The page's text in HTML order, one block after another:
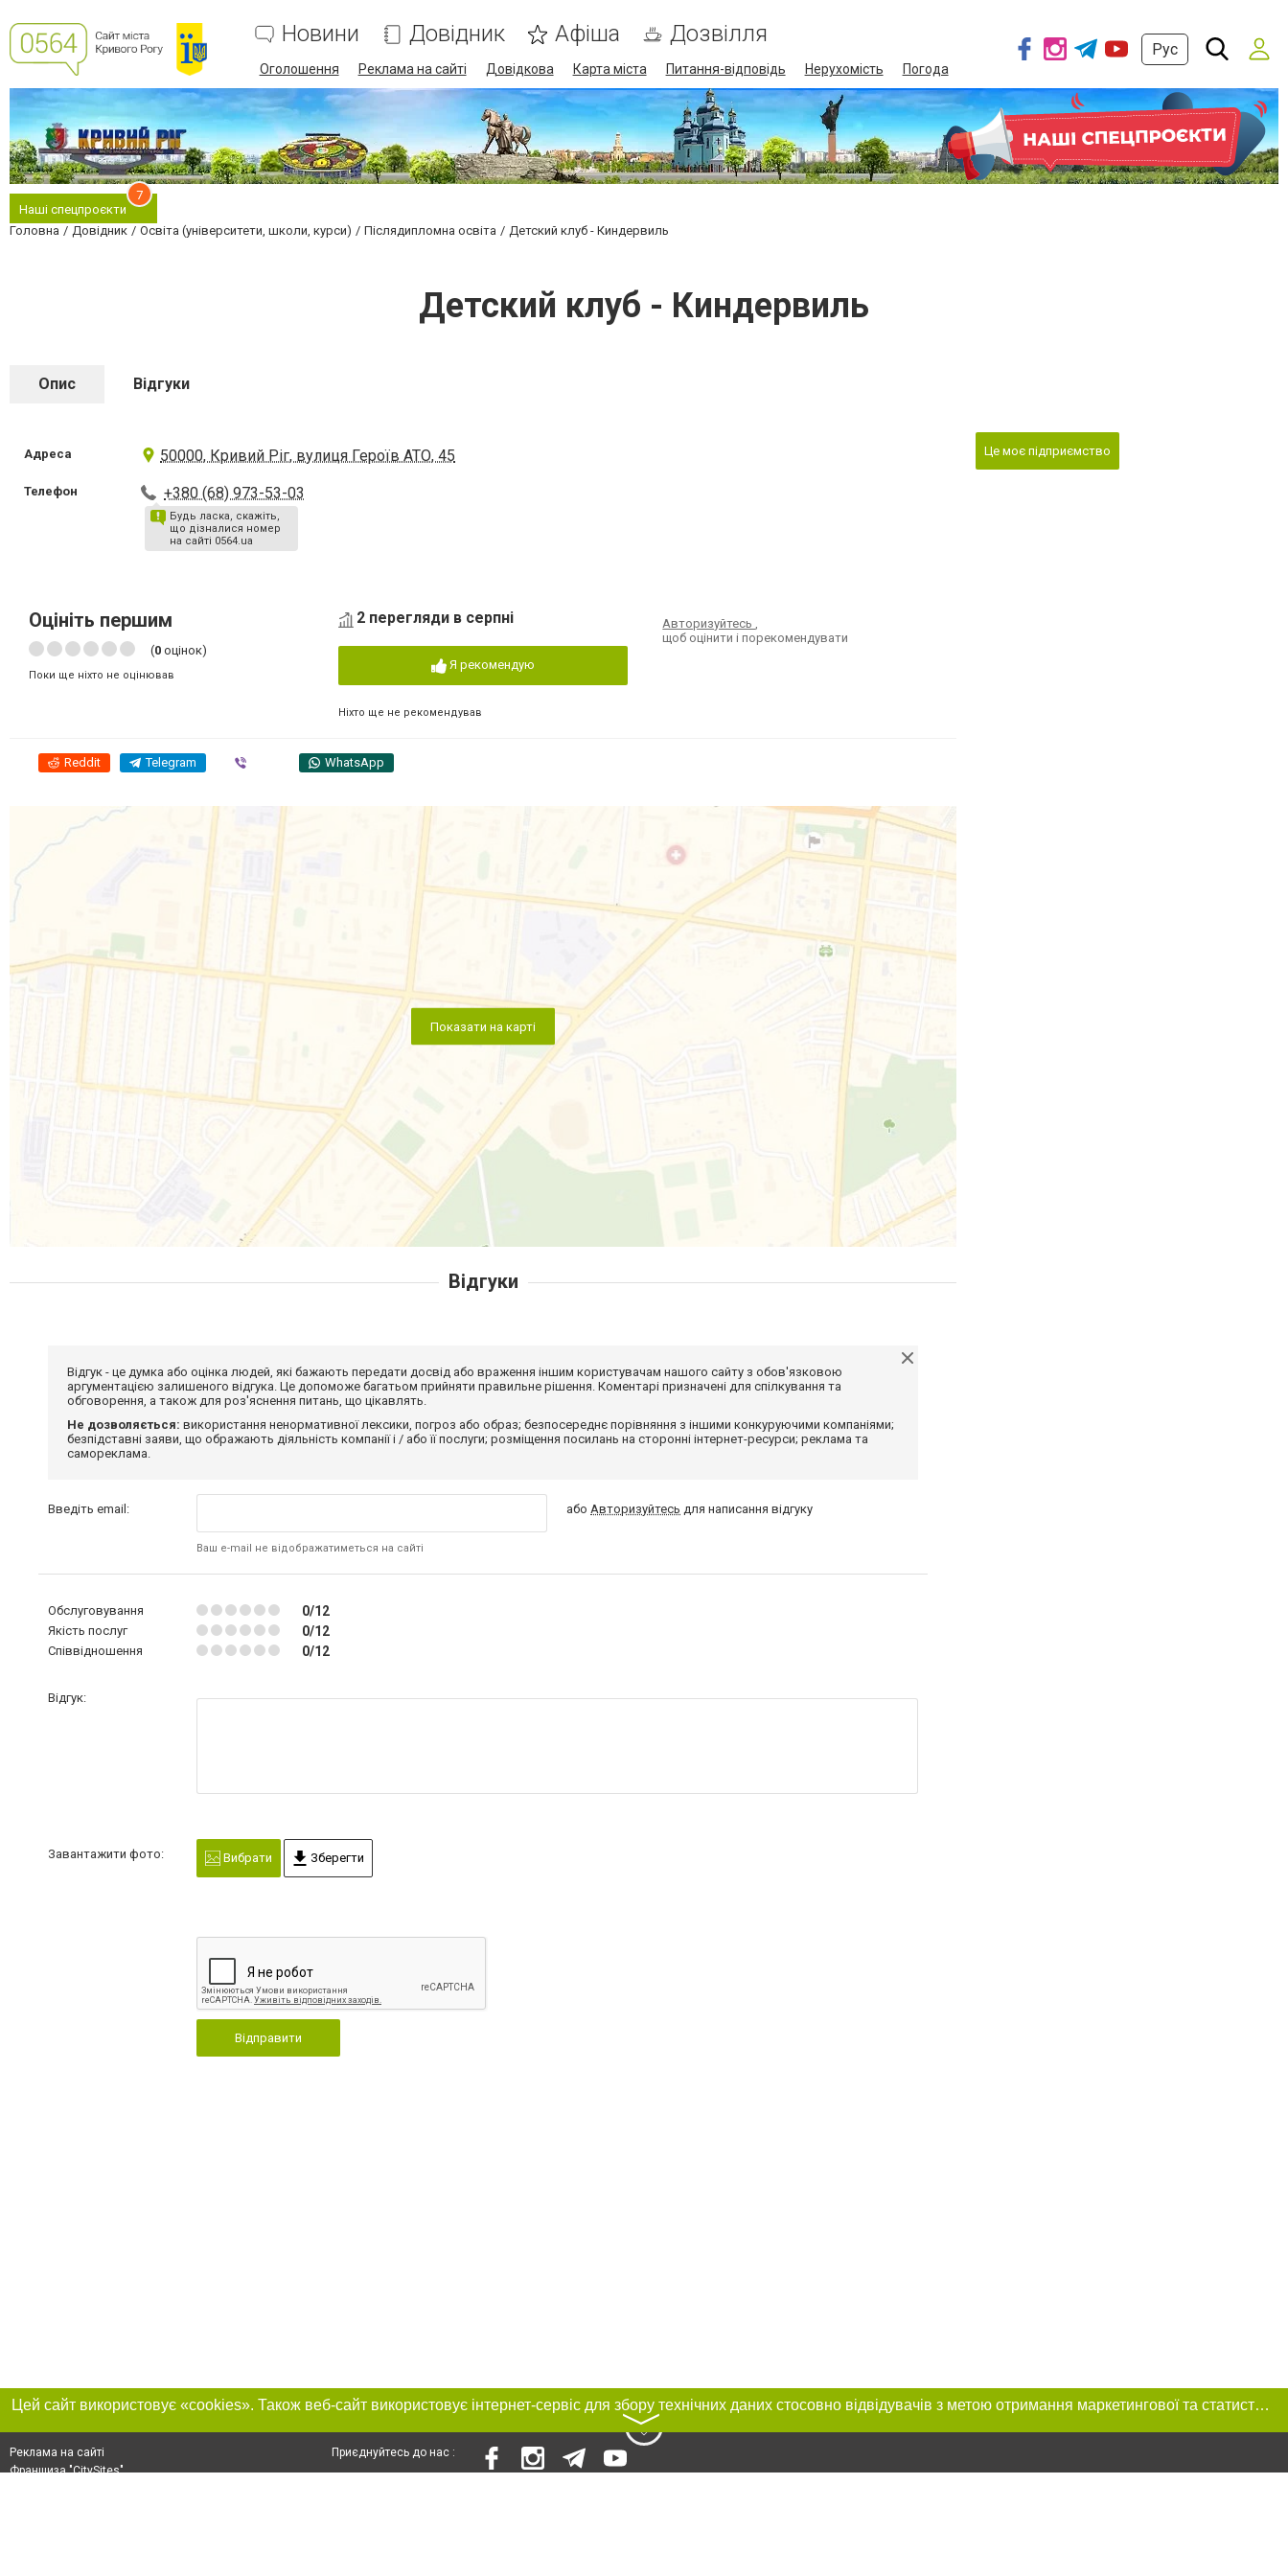
Новини Довідник Афіша Дозвілля
Оголошення Реклама на сайті Довідкова Карта міста Питання-відповідь Нерухомість Погода
Рус
Наші спецпроєкти
7
Головна Довідник Освіта (університети, школи, курси) Післядипломна освіта Детский клуб - Киндервиль
Детский клуб - Киндервиль
Опис Відгуки
Адреса 50000, Кривий Ріг, вулиця Героїв АТО, 45
Телефон +380 (68) 973-53-03
Будь ласка, скажіть,
що дізналися номер
на сайті 0564.ua
Оцініть першим
(0 оцінок)
Поки ще ніхто не оцінював
2 перегляди в серпні
Я рекомендую
Ніхто ще не рекомендував
Авторизуйтесь,
щоб оцінити і порекомендувати
Reddit Telegram WhatsApp
Показати на карті
Це моє підприємство
Відгуки
Відгук - це думка або оцінка людей, які бажають передати досвід або враження іншим користувачам нашого сайту з обов'язковою
аргументацією залишеного відгука. Це допоможе багатьом прийняти правильне рішення. Коментарі призначені для спілкування та
обговорення, а також для роз'яснення питань, що цікавлять.
Не дозволяється: використання ненормативної лексики, погроз або образ; безпосереднє порівняння з іншими конкуруючими компаніями;
безпідставні заяви, що ображають діяльність компанії і / або її послуги; розміщення посилань на сторонні інтернет-ресурси; реклама та
самореклама.
Введіть email:
Ваш e-mail не відображатиметься на сайті
або Авторизуйтесь для написання відгуку
Обслуговування 0/12
Якість послуг 0/12
Співвідношення 0/12
Відгук:
Завантажити фото: Вибрати Зберегти
Відправити
Цей сайт використовує «cookies». Також веб-сайт використовує інтернет-сервіс для збору технічних даних стосовно відвідувачів з метою отримання маркетингової та статистичної інформації. Умови обробки даних відвідувачів сайту див.
〉
Реклама на сайті
Франшиза "CitySites"
Приєднуйтесь до нас :